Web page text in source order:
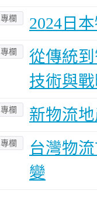
專欄 2024日
專欄
從傳統
技術與
專欄 新物流
專欄
台灣物
變